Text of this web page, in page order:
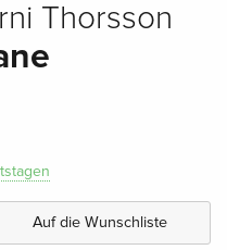
Thorsson
Auf die Wunschliste